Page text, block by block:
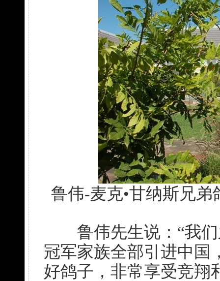
鲁伟-麦克•甘纳斯兄
鲁伟先生说：“我们
冠军家族全部引进中国
好鸽子，非常享受竞翔